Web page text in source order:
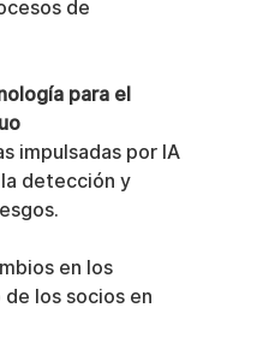
de
para el
impulsadas por IA
detección y
en los
los socios en